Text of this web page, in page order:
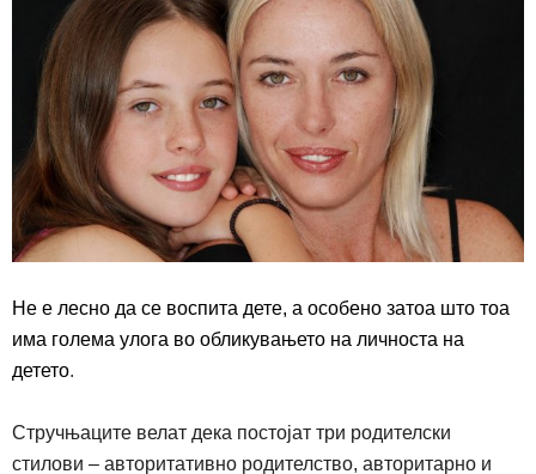
Не е лесно да се воспита дете, а особено затоа што тоа
има голема улога во обликувањето на личноста на
детето.
Стручњаците велат дека постојат три родителски
стилови – авторитативно родителство, авторитарно и